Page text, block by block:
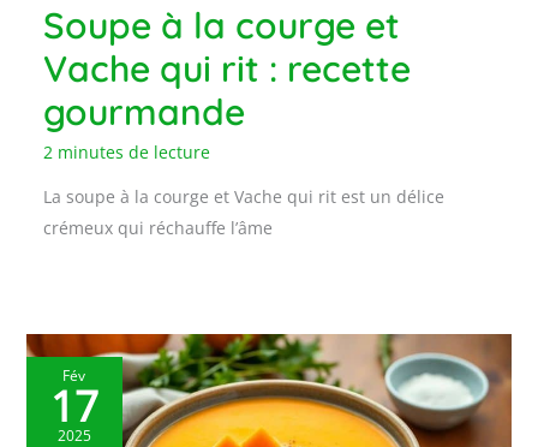
Soupe à la courge et
Vache qui rit : recette
gourmande
2 minutes de lecture
La soupe à la courge et Vache qui rit est un délice
crémeux qui réchauffe l’âme
Fév
17
2025